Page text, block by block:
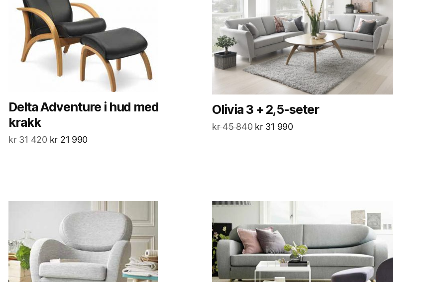
Delta Adventure i hud med
krakk
kr31 420 kr 21 990
Olivia 3 + 2,5-seter
kr45 840 kr31 990